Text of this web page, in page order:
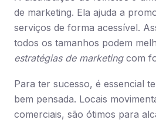
de marketing. Ela ajuda a
serviços de forma acessível.
todos os tamanhos podem
estratégias de marketingcom
Para ter sucesso, é essencial
bem pensada. Locais
comerciais, são ótimos para